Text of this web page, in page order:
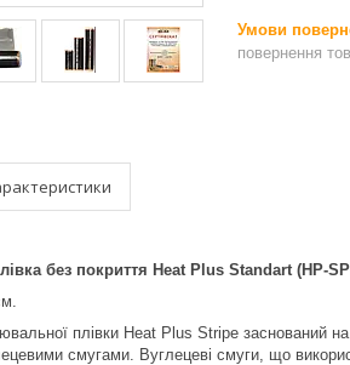
повернення
без покриття Heat Plus Standart (HP-
плівки Heat Plus Stripe заснований
смугами. Вуглецеві смуги, що